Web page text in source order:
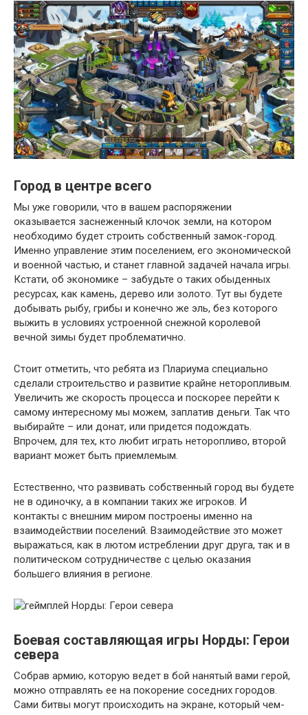
Город в центре всего
Мы уже говорили, что в вашем распоряжении
оказывается заснеженный клочок земли, на котором
необходимо будет строить собственный замок-город.
Именно управление этим поселением, его экономической
и военной частью, и станет главной задачей начала игры.
Кстати, об экономике – забудьте о таких обыденных
ресурсах, как камень, дерево или золото. Тут вы будете
добывать рыбу, грибы и конечно же эль, без которого
выжить в условиях устроенной снежной королевой
вечной зимы будет проблематично.
Стоит отметить, что ребята из Плариума специально
сделали строительство и развитие крайне неторопливым.
Увеличить же скорость процесса и поскорее перейти к
самому интересному мы можем, заплатив деньги. Так что
выбирайте – или донат, или придется подождать.
Впрочем, для тех, кто любит играть неторопливо, второй
вариант может быть приемлемым.
Естественно, что развивать собственный город вы будете
не в одиночку, а в компании таких же игроков. И
контакты с внешним миром построены именно на
взаимодействии поселений. Взаимодействие это может
выражаться, как в лютом истреблении друг друга, так и в
политическом сотрудничестве с целью оказания
большего влияния в регионе.
Боевая составляющая игры Норды: Герои
севера
Собрав армию, которую ведет в бой нанятый вами герой,
можно отправлять ее на покорение соседних городов.
Сами битвы могут происходить на экране, который чем-